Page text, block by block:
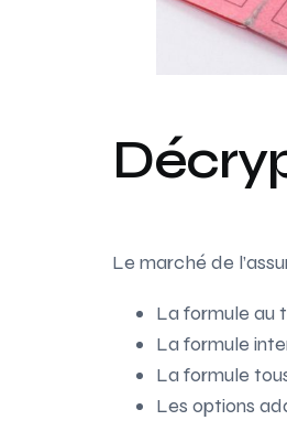
Le marché de
La formule au
La formule
La formule
Les options